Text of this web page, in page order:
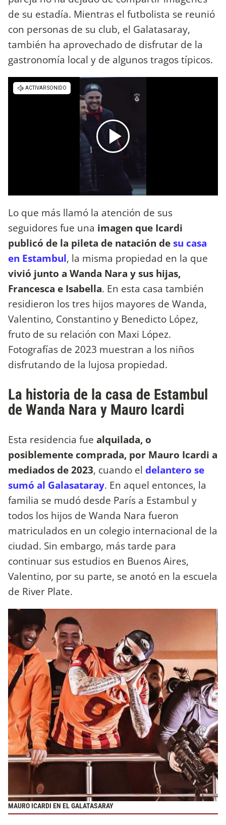
de su estadía. Mientras el futbolista se reunió
con personas de su club, el Galatasaray,
también ha aprovechado de disfrutar de la
gastronomía local y de algunos tragos típicos.
Lo que más llamó la atención de sus
seguidores fue una imagen que Icardi
publicó de la pileta de natación desu casa
en Estambul, la misma propiedad en la que
vivió junto a Wanda Nara y sus hijas,
Francesca e Isabella. En esta casa también
residieron los tres hijos mayores de Wanda,
Valentino, Constantino y Benedicto López,
fruto de su relación con Maxi López.
Fotografías de 2023 muestran a los niños
disfrutando de la lujosa propiedad.
La historia de la casa de Estambul
de Wanda Nara y Mauro Icardi
Esta residencia fue alquilada, o
posiblemente comprada, por Mauro Icardi a
mediados de 2023, cuando el delantero se
sumó al Galasataray. En aquel entonces, la
familia se mudó desde París a Estambul y
todos los hijos de Wanda Nara fueron
matriculados en un colegio internacional de la
ciudad. Sin embargo, más tarde para
continuar sus estudios en Buenos Aires,
Valentino, por su parte, se anotó en la escuela
de River Plate.
MAURO ICARDI EN EL GALATASARAY